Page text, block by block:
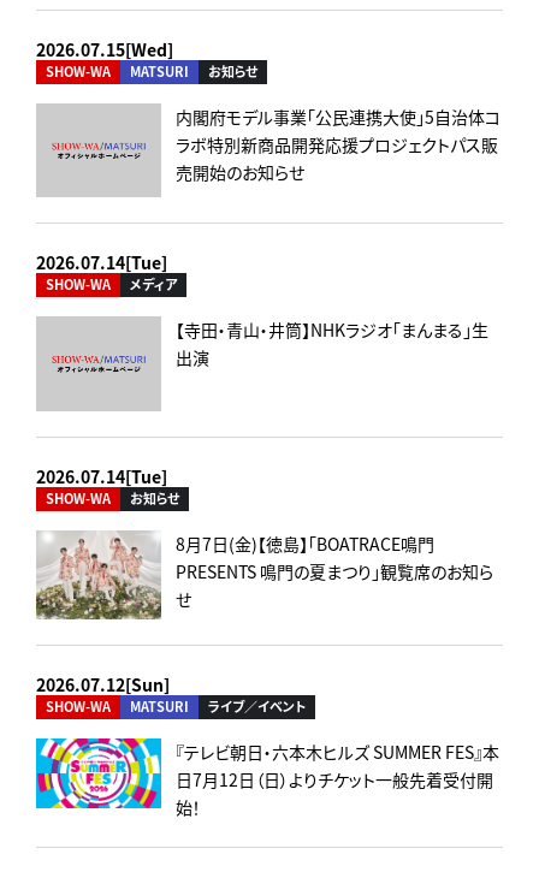
2026.07.15[Wed]
SHOW-WA MATSURI お知らせ
内閣府モデル事業「公民連携大使」5自治体コ
ラボ特別新商品開発応援プロジェクトパス販
売開始のお知らせ
2026.07.14[Tue]
SHOW-WA メディア
【寺田・青山・井筒】NHKラジオ「まんまる」生
出演
2026.07.14[Tue]
SHOW-WA お知らせ
8月7日(金)【徳島】「BOATRACE鳴門
PRESENTS 鳴門の夏まつり」観覧席のお知ら
せ
2026.07.12[Sun]
SHOW-WA MATSURI ライブ／イベント
『テレビ朝日・六本木ヒルズ SUMMER FES』本
日7月12日（日）よりチケット一般先着受付開
始！